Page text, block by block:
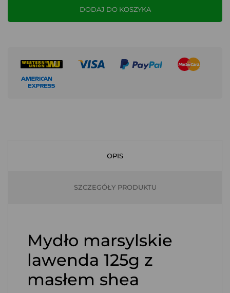
DODAJ DO KOSZYKA
OPIS
SZCZEGÓŁY PRODUKTU
Mydło marsylskie
lawenda 125g z
masłem shea